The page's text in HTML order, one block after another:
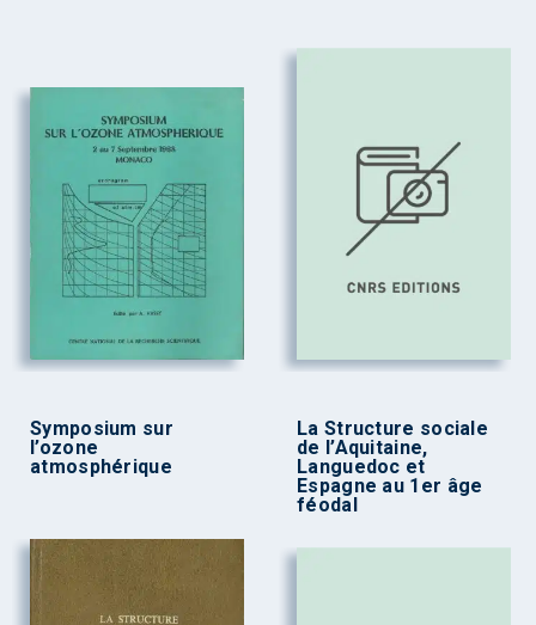
Symposium sur
l’ozone
atmosphérique
La Structure sociale
de l’Aquitaine,
Languedoc et
Espagne au 1er âge
féodal